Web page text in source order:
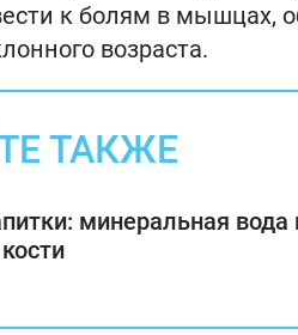
к болям в мышцах,
возраста.
ТАКЖЕ
минеральная вода